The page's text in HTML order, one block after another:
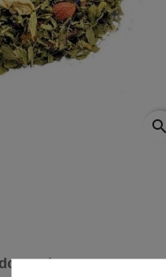
search
produto